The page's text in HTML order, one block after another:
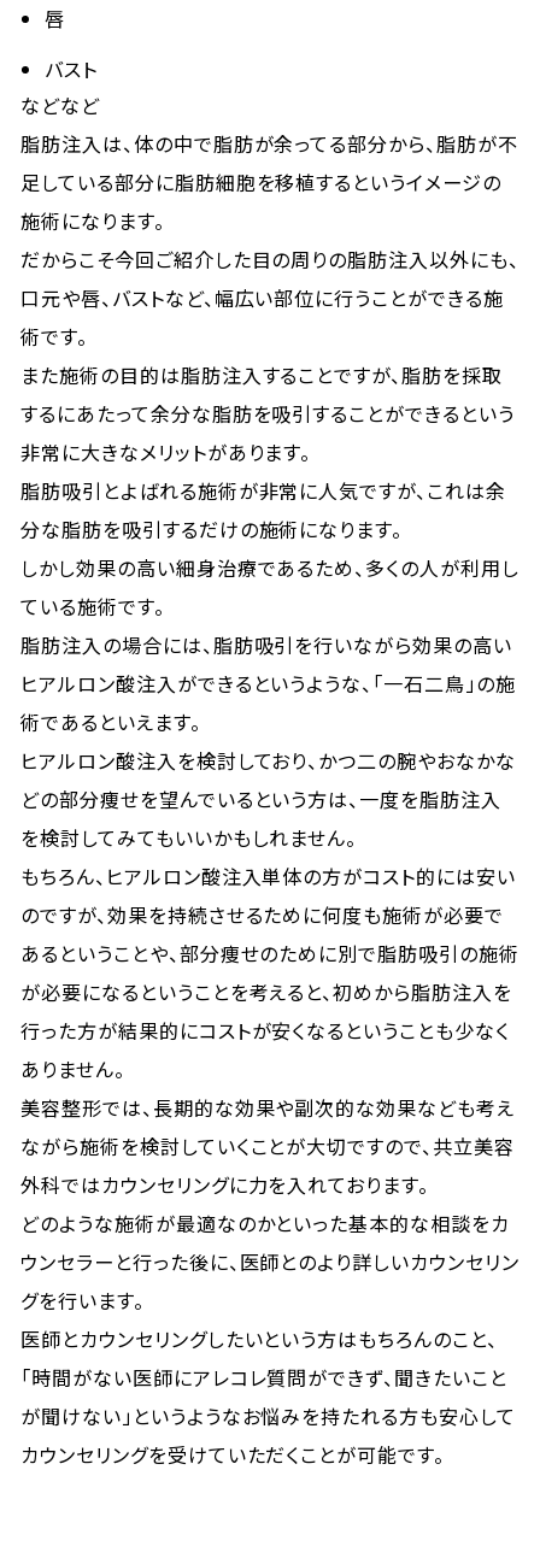
唇
バスト
などなど
脂肪注入は、体の中で脂肪が余ってる部分から、脂肪が不
足している部分に脂肪細胞を移植するというイメージの
施術になります。
だからこそ今回ご紹介した目の周りの脂肪注入以外にも、
口元や唇、バストなど、幅広い部位に行うことができる施
術です。
また施術の目的は脂肪注入することですが、脂肪を採取
するにあたって余分な脂肪を吸引することができるという
非常に大きなメリットがあります。
脂肪吸引とよばれる施術が非常に人気ですが、これは余
分な脂肪を吸引するだけの施術になります。
しかし効果の高い細身治療であるため、多くの人が利用し
ている施術です。
脂肪注入の場合には、脂肪吸引を行いながら効果の高い
ヒアルロン酸注入ができるというような、「一石二鳥」の施
術であるといえます。
ヒアルロン酸注入を検討しており、かつ二の腕やおなかな
どの部分痩せを望んでいるという方は、一度を脂肪注入
を検討してみてもいいかもしれません。
もちろん、ヒアルロン酸注入単体の方がコスト的には安い
のですが、効果を持続させるために何度も施術が必要で
あるということや、部分痩せのために別で脂肪吸引の施術
が必要になるということを考えると、初めから脂肪注入を
行った方が結果的にコストが安くなるということも少なく
ありません。
美容整形では、長期的な効果や副次的な効果なども考え
ながら施術を検討していくことが大切ですので、共立美容
外科ではカウンセリングに力を入れております。
どのような施術が最適なのかといった基本的な相談をカ
ウンセラーと行った後に、医師とのより詳しいカウンセリン
グを行います。
医師とカウンセリングしたいという方はもちろんのこと、
「時間がない医師にアレコレ質問ができず、聞きたいこと
が聞けない」というようなお悩みを持たれる方も安心して
カウンセリングを受けていただくことが可能です。